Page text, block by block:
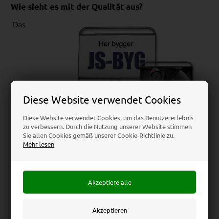
Diese Website verwendet Cookies
Diese Website verwendet Cookies, um das Benutzererlebnis
zu verbessern. Durch die Nutzung unserer Website stimmen
Sie allen Cookies gemäß unserer Cookie-Richtlinie zu.
Mehr lesen
Wie sieht es mit der Qualität aus?
Das
Baustellenschild ist aus verzinktem Stahl gefertigt und
damit robust und langlebig. Das Schild wird fertig
montiert geliefert und kann sofort in den Boden
einfach austauschen, wenn das Haus verkauft ist und ein